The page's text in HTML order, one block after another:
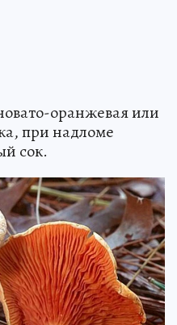
оранжевая или
при надломе
сок.